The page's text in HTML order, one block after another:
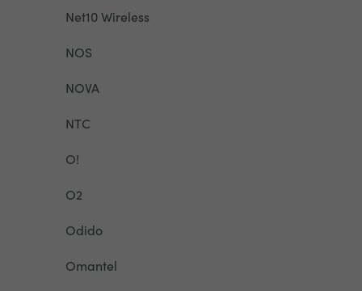
Net10 Wireless
NOS
NOVA
NTC
O!
O2
Odido
Omantel